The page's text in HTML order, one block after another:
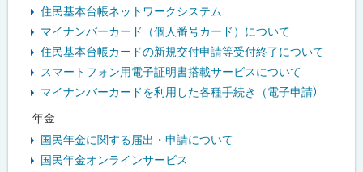
住民基本台帳ネットワークシステム
マイナンバーカード（個人番号カード）について
住民基本台帳カードの新規交付申請等受付終了について
スマートフォン用電子証明書搭載サービスについて
マイナンバーカードを利用した各種手続き（電子申請）
年金
国民年金に関する届出・申請について
国民年金オンラインサービス